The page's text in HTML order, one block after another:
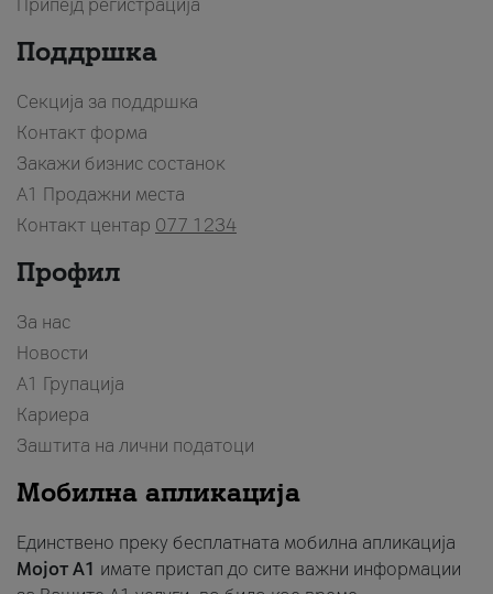
Припејд регистрација
Поддршка
Секција за поддршка
Контакт форма
Закажи бизнис состанок
A1 Продажни места
Контакт центар 077 1234
Профил
За нас
Новости
А1 Групација
Кариера
Заштита на лични податоци
Мобилна апликација
Единствено преку бесплатната мобилна апликација
Мојот A1 имате пристап до сите важни информации